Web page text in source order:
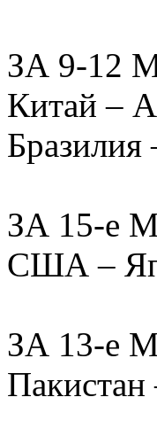
ЗА 9-12
Китай –
ЗА 15-е
США –
ЗА 13-е